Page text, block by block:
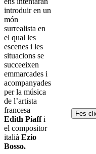
introduir en un
món
surrealista en
el qual les
escenes i les
situacions se
succeeixen
emmarcades i
acompanyades
per la música
de l’artista
francesa
Edith Piaffi
el compositor
italià Ezio
Bosso.
Fes